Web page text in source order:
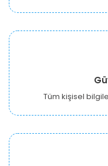
Tüm kişisel